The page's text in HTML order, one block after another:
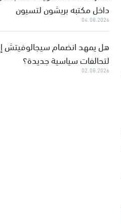
داخل مكتبه بريشون لتسيون
04.08.2026
هل يمهد انضمام سيجالوفيتش
لتحالفات سياسية جديدة؟
02.08.2026